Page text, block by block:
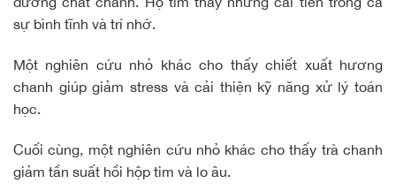
sự bình tĩnh và trí nhớ.
Một nghiên cứu nhỏ khác cho thấy chiết xuất hương
chanh giúp giảm stress và cải thiện kỹ năng xử lý toán
học.
Cuối cùng, một nghiên cứu nhỏ khác cho thấy trà chanh
giảm tần suất hồi hộp tim và lo âu.